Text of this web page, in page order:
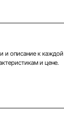
и описание к
и цене.